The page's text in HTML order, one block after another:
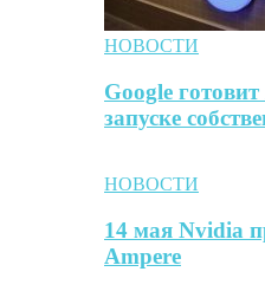
НОВОСТИ
Google
запуске
НОВОСТИ
14 мая Nvidia
Ampere